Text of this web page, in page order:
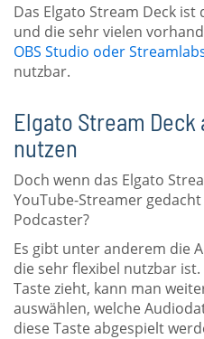
Das Elgato Stream Deck
und die sehr vielen
OBS Studio oder
nutzbar.
Elgato Stream
nutzen
Doch wenn das Elgato
YouTube-Streamer
Podcaster?
Es gibt unter anderem die
die sehr flexibel nutzbar
Taste zieht, kann man
auswählen, welche
diese Taste abgespielt